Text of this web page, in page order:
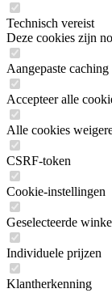
Technisch vereist
Deze cookies zijn
Aangepaste caching
Accepteer alle
Alle cookies
CSRF-token
Cookie-instellingen
Geselecteerde
Individuele prijzen
Klantherkenning